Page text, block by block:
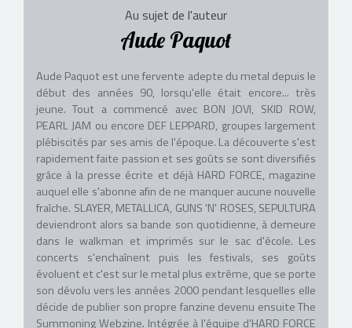
Au sujet de l'auteur
Aude Paquot
Aude Paquot est une fervente adepte du metal depuis le
début des années 90, lorsqu'elle était encore... très
jeune. Tout a commencé avec BON JOVI, SKID ROW,
PEARL JAM ou encore DEF LEPPARD, groupes largement
plébiscités par ses amis de l'époque. La découverte s'est
rapidement faite passion et ses goûts se sont diversifiés
grâce à la presse écrite et déjà HARD FORCE, magazine
auquel elle s'abonne afin de ne manquer aucune nouvelle
fraîche. SLAYER, METALLICA, GUNS 'N' ROSES, SEPULTURA
deviendront alors sa bande son quotidienne, à demeure
dans le walkman et imprimés sur le sac d'école. Les
concerts s'enchaînent puis les festivals, ses goûts
évoluent et c'est sur le metal plus extrême, que se porte
son dévolu vers les années 2000 pendant lesquelles elle
décide de publier son propre fanzine devenu ensuite The
Summoning Webzine. Intégrée à l'équipe d'HARD FORCE